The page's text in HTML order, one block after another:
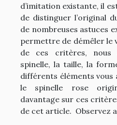
d’imitation existante, il
de distinguer l’original
de nombreuses astuces
permettre de démêler le
de ces critères, nous
spinelle, la taille, la
différents éléments
le spinelle rose
davantage sur ces
de cet article. Observez